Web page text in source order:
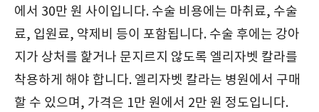
에서 30만 원 사이입니다. 수술 비용에는 마취료, 수술
료, 입원료, 약제비 등이 포함됩니다. 수술 후에는 강아
지가 상처를 핥거나 문지르지 않도록 엘리자벳 칼라를
착용하게 해야 합니다. 엘리자벳 칼라는 병원에서 구매
할 수 있으며, 가격은 1만 원에서 2만 원 정도입니다.